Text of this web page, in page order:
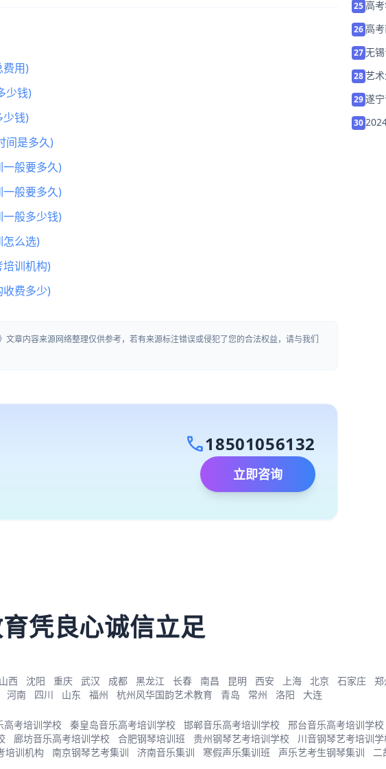
费用)
少钱)
少钱)
间是多久)
般要多久)
般要多久)
般多少钱)
怎么选)
训机构)
费多少)
文章内容来源网络整理仅供参考，若有来源标注错误或侵犯了您的合法权益，请与我们
call18501056132
立即咨询
25高
26高
27无
28艺
29遂
30
凭良心诚信立足
山西 沈阳 重庆 武汉 成都 黑龙江 长春 南昌 昆明 西安 上海 北京 石家庄 郑
河南 四川 山东 福州 杭州风华国韵艺术教育 青岛 常州 洛阳 大连
高考培训学校 秦皇岛音乐高考培训学校 邯郸音乐高考培训学校 邢台音乐高考培训学校
廊坊音乐高考培训学校 合肥钢琴培训班 贵州钢琴艺考培训学校 川音钢琴艺考培训
培训机构 南京钢琴艺考集训 济南音乐集训 寒假声乐集训班 声乐艺考生钢琴集训 二